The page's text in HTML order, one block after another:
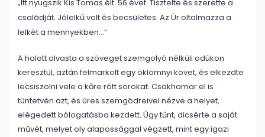
„Itt nyugszik Kis Tomas élt: 56 évet. Tisztelte és szerette a
családját. Jólelkű volt és becsületes. Az Úr oltalmazza a
lelkét a mennyekben…”
A halott olvasta a szöveget szemgolyó nélküli odúkon
keresztül, aztán felmarkolt egy öklömnyi követ, és elkezdte
lecsiszolni vele a kőre rótt sorokat. Csakhamar el is
tüntetvén azt, és üres szemgödreivel nézve a helyet,
elégedett bólogatásba kezdett. Úgy tűnt, dicsérte a saját
művét, melyet oly alapossággal végzett, mint egy igazi